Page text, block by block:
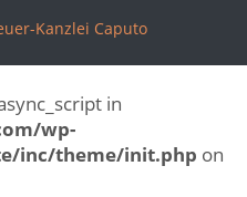
Kanzlei Caputo
in
wp-
inc/theme/init.php on